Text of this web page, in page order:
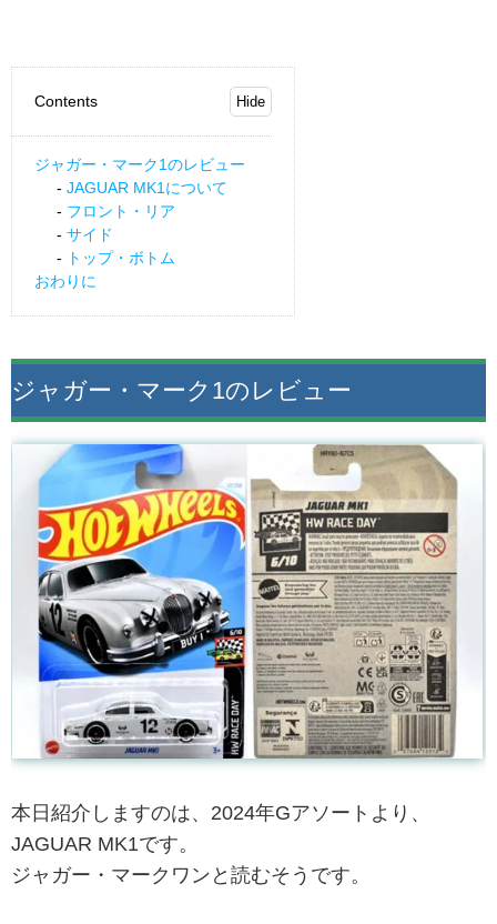
Contents
ジャガー・マーク1のレビュー
JAGUAR MK1について
フロント・リア
サイド
トップ・ボトム
おわりに
ジャガー・マーク1のレビュー
本日紹介しますのは、2024年Gアソートより、
JAGUAR MK1です。
ジャガー・マークワンと読むそうです。